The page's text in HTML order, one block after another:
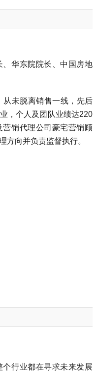
华东院院长、中国房地
未脱离销售一线，先后
，个人及团队业绩达220
销代理公司豪宅营销顾
方向并负责监督执行。
行业都在寻求未来发展